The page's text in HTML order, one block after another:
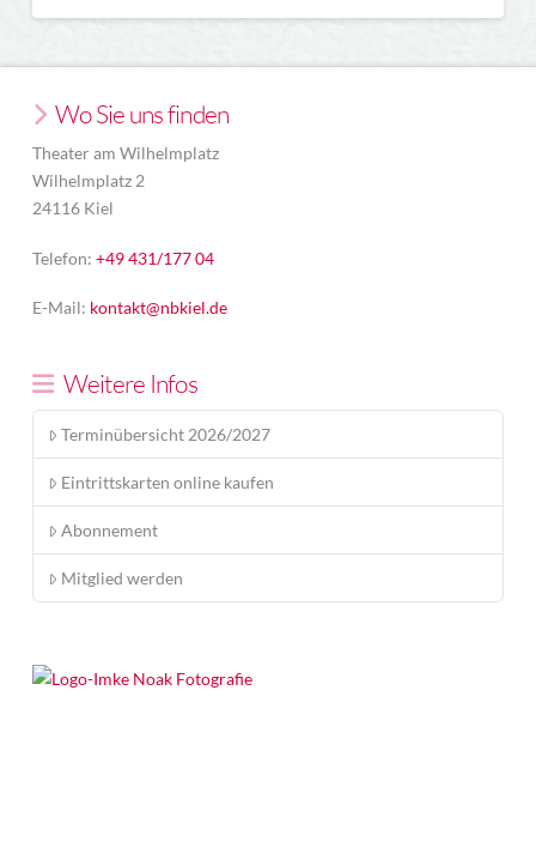
Wo Sie uns finden
Theater am Wilhelmplatz
Wilhelmplatz 2
24116 Kiel
Telefon: +49 431/177 04
E-Mail: kontakt@nbkiel.de
Weitere Infos
Terminübersicht 2026/2027
Eintrittskarten online kaufen
Abonnement
Mitglied werden